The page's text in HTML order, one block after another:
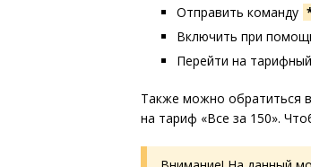
Отправить команду
Включить при
Перейти на
Также можно обратиться
на тариф «Все за 150».